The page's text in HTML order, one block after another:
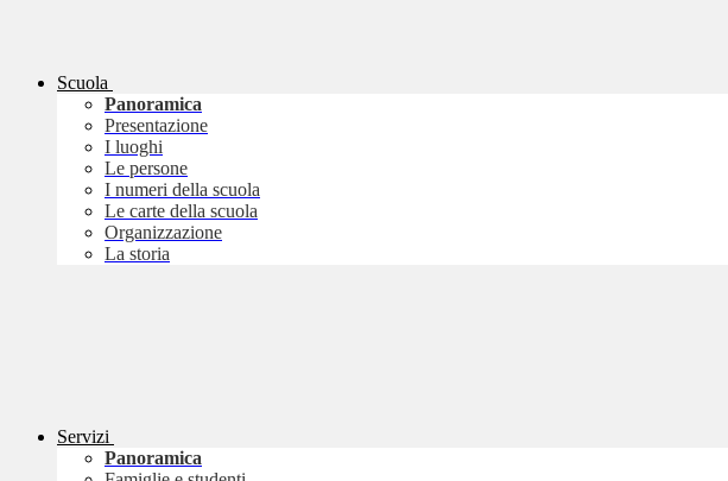
Scuola
Panoramica
Presentazione
I luoghi
Le persone
I numeri della scuola
Le carte della scuola
Organizzazione
La storia
Servizi
Panoramica